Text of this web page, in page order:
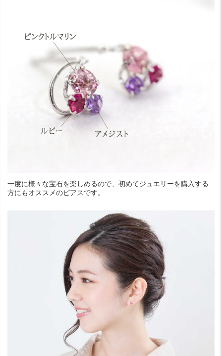
一度に様々な宝石を楽しめるので、初めてジュエリーを購入する
方にもオススメのピアスです。